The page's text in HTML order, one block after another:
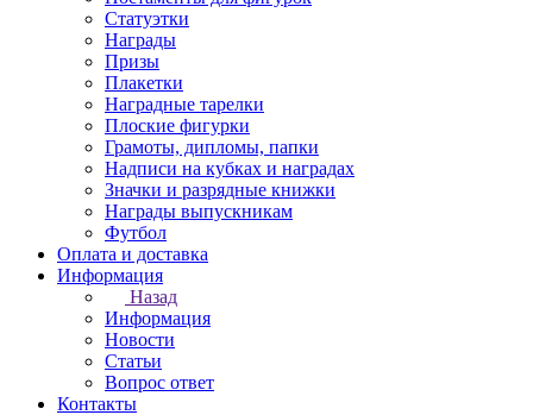
Статуэтки
Награды
Призы
Плакетки
Наградные тарелки
Плоские фигурки
Грамоты, дипломы, папки
Надписи на кубках и наградах
Значки и разрядные книжки
Награды выпускникам
Футбол
Оплата и доставка
Информация
Назад
Информация
Новости
Статьи
Вопрос ответ
Контакты